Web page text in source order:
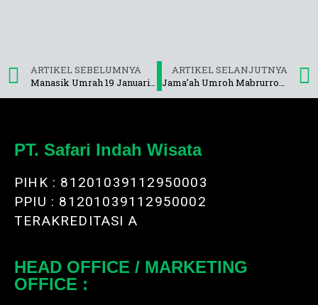
ARTIKEL SEBELUMNYA
Manasik Umrah 19 Januari 2019
ARTIKEL SELANJUTNYA
Jama’ah Umroh Mabrurroh 3 Maret-12 Maret 2019
PT. Safari Indah Wisata
PIHK : 81201039112950003
PPIU : 81201039112950002
TERAKREDITASI A
HEAD OFFICE / MARKETING
OFFICE :